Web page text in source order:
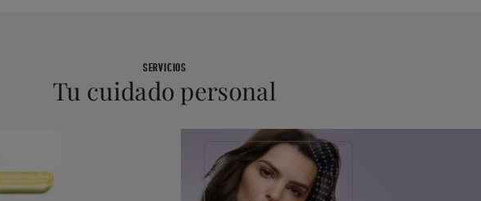
SERVICIOS
Tu cuidado personal